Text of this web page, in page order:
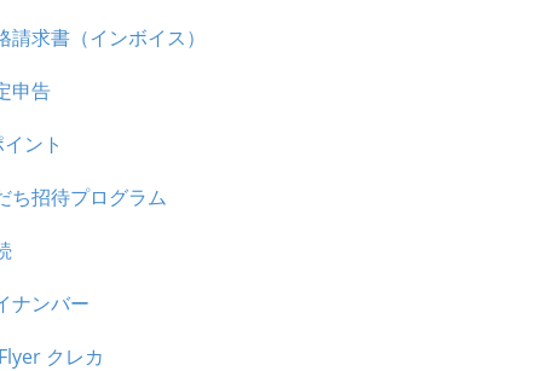
請求書（インボイス）
申告
ント
ち招待プログラム
ナンバー
クレカ